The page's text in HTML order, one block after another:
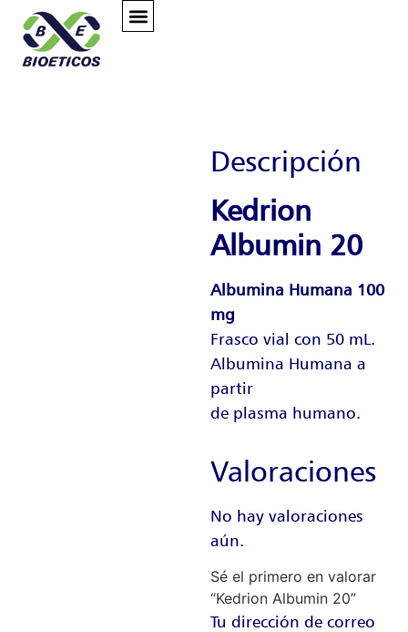
Descripción
Kedrion
Albumin 20
Albumina Humana 100
mg
Frasco vial con 50 mL.
Albumina Humana a
partir
de plasma humano.
Valoraciones
No hay valoraciones
aún.
Sé el primero en valorar
“Kedrion Albumin 20”
Tu dirección de correo